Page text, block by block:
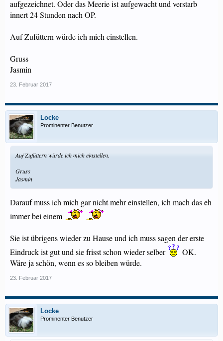
aufgezeichnet. Oder das Meerie ist aufgewacht und verstarb
innert 24 Stunden nach OP.
Auf Zufüttern würde ich mich einstellen.
Gruss
Jasmin
23. Februar 2017
Locke
Prominenter Benutzer
Auf Zufüttern würde ich mich einstellen.
Gruss
Jasmin
Darauf muss ich mich gar nicht mehr einstellen, ich mach das eh
immer bei einem
Sie ist übrigens wieder zu Hause und ich muss sagen der erste
Eindruck ist gut und sie frisst schon wieder selber
OK.
Wäre ja schön, wenn es so bleiben würde.
23. Februar 2017
Locke
Prominenter Benutzer